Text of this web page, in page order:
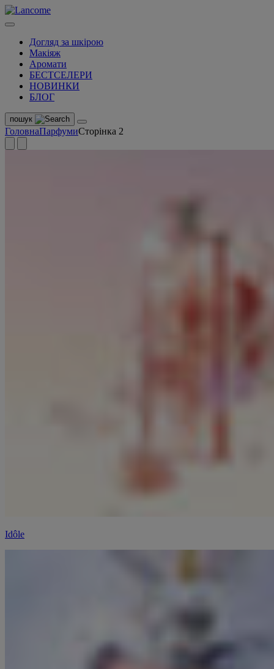
Догляд за шкірою
Макіяж
Аромати
БЕСТСЕЛЕРИ
НОВИНКИ
БЛОГ
пошук
ГоловнаПарфумиСторінка 2
Idôle